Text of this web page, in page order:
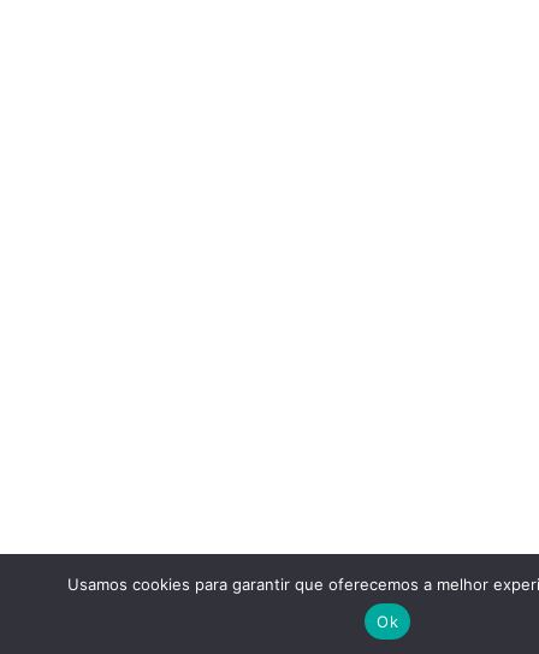
Usamos cookies para garantir que oferecemos a melhor
Ok